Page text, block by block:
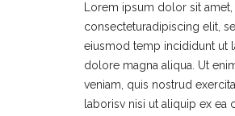
Lorem ipsum dolor sit amet,
consecteturadipiscing elit,
eiusmod temp incididunt ut
dolore magna aliqua. Ut
veniam, quis nostrud
laborisv nisi ut aliquip ex ea